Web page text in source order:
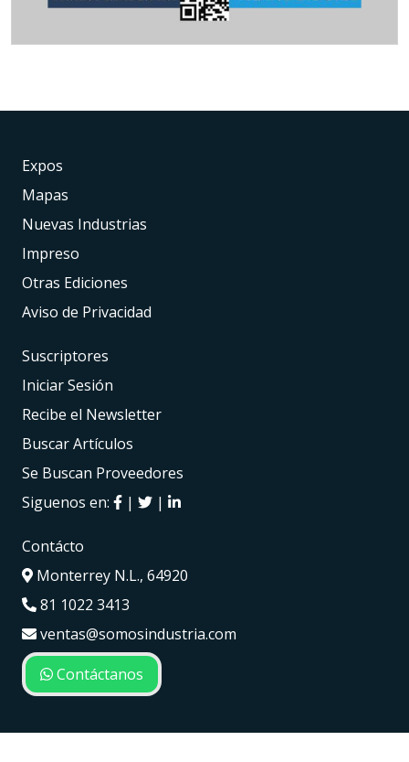
Expos
Mapas
Nuevas Industrias
Impreso
Otras Ediciones
Aviso de Privacidad
Suscriptores
Iniciar Sesión
Recibe el Newsletter
Buscar Artículos
Se Buscan Proveedores
Siguenos en:
| |
Contácto
Monterrey N.L., 64920
81 1022 3413
ventas@somosindustria.com
Contáctanos